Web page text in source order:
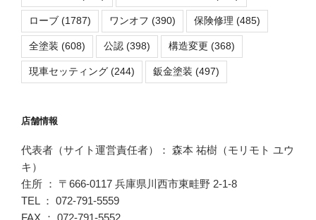
ローブ (1787) ワンオフ (390) 保険修理 (485)
全塗装 (608) 公認 (398) 構造変更 (368)
現車セッティング (244) 鈑金塗装 (497)
店舗情報
代表者（サイト運営責任者）： 森本 祐樹（モリモト ユウ
キ）
住所 ： 〒666-0117 兵庫県川西市東畦野 2-1-8
TEL ： 072-791-5559
FAX ： 072-791-5552